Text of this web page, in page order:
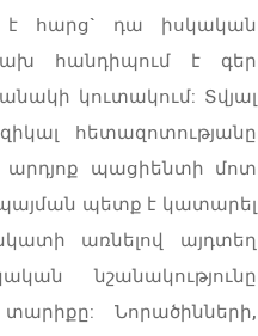
է հարց` դա իսկական
հանդիպում է գեր
կուտակում: Տվյալ
հետազոտությանը
պացիենտի մոտ
պետք է կատարել
առնելով այդտեղ
նշանակությունը
Նորածինների,